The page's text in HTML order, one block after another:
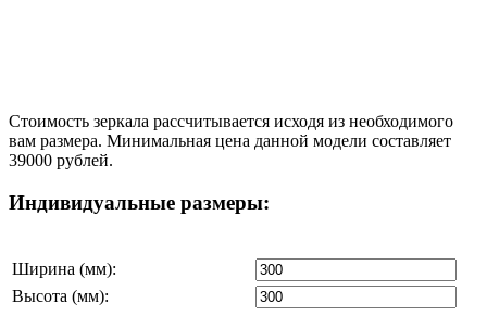
Стоимость зеркала рассчитывается исходя из необходимого
вам размера. Минимальная цена данной модели составляет
39000 рублей.
Индивидуальные размеры:
Ширина (мм):
Высота (мм):